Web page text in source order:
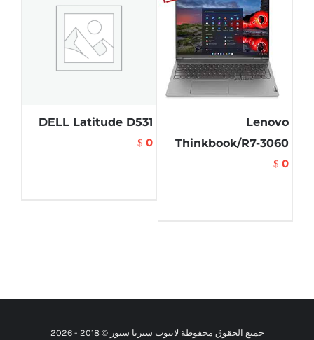
Lenovo
Thinkbook/R7-3060
$ 0
DELL Latitude D531
$ 0
جميع الحقوق محفوظة لابتوب سيريا ستور © 2018 - 2026